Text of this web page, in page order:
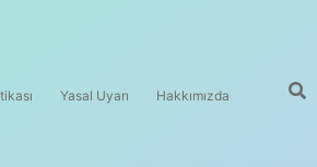
Yasal Uyarı Hakkımızda